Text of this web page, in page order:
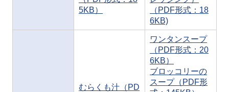
5KB）
（PDF形式：18
6KB)
むらくも汁（PD
ワンタンスープ
（PDF形式：20
6KB）
ブロッコリーの
スープ（PDF形